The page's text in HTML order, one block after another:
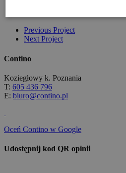
Previous Project
Next Project
Contino
Koziegłowy k. Poznania
T: 605 436 796
E: biuro@contino.pl
Oceń Contino w Google
Udostępnij kod QR opinii